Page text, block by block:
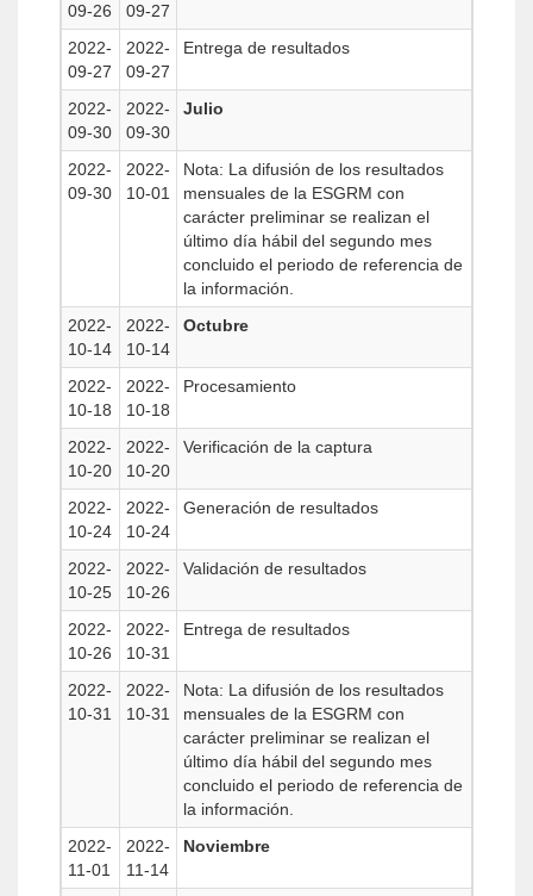
09-26
09-27
2022-
09-27
2022-
09-27
Entrega de resultados
2022-
09-30
2022-
09-30
Julio
2022-
09-30
2022-
10-01
Nota: La difusión de los resultados
mensuales de la ESGRM con
carácter preliminar se realizan el
último día hábil del segundo mes
concluido el periodo de referencia de
la información.
2022-
10-14
2022-
10-14
Octubre
2022-
10-18
2022-
10-18
Procesamiento
2022-
10-20
2022-
10-20
Verificación de la captura
2022-
10-24
2022-
10-24
Generación de resultados
2022-
10-25
2022-
10-26
Validación de resultados
2022-
10-26
2022-
10-31
Entrega de resultados
2022-
10-31
2022-
10-31
Nota: La difusión de los resultados
mensuales de la ESGRM con
carácter preliminar se realizan el
último día hábil del segundo mes
concluido el periodo de referencia de
la información.
2022-
11-01
2022-
11-14
Noviembre